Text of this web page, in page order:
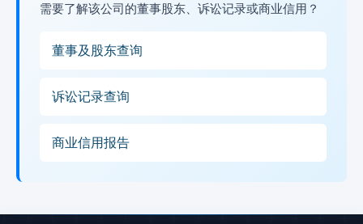
需要了解该公司的董事股东、诉讼记录或商业信用？
董事及股东查询
诉讼记录查询
商业信用报告